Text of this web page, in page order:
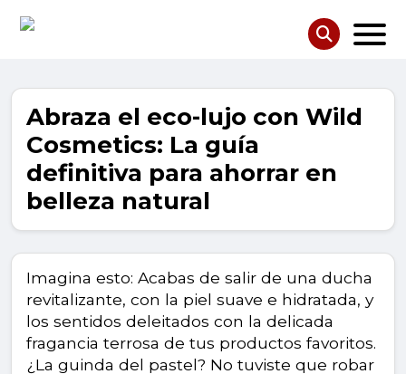
Abraza el eco-lujo con Wild
Cosmetics: La guía
definitiva para ahorrar en
belleza natural
Imagina esto: Acabas de salir de una ducha
revitalizante, con la piel suave e hidratada, y
los sentidos deleitados con la delicada
fragancia terrosa de tus productos favoritos.
¿La guinda del pastel? No tuviste que robar